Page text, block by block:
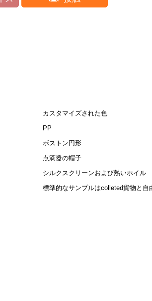
カスタマイズされた色
PP
ボストン円形
点滴器の帽子
シルクスクリーンおよび熱いホイル
標準的なサンプルはcolleted貨物と自